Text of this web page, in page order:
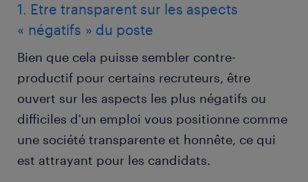
1. Etre transparent sur les aspects
« négatifs » du poste
Bien que cela puisse sembler contre-
productif pour certains recruteurs, être
ouvert sur les aspects les plus négatifs ou
difficiles d'un emploi vous positionne comme
une société transparente et honnête, ce qui
est attrayant pour les candidats.